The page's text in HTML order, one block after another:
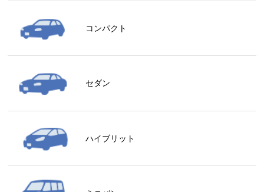
コンパクト
セダン
ハイブリット